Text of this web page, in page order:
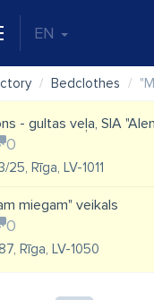
EN
Bedclothes
- gultas veļa, SIA
0
Rīga, LV-1011
miegam" veikals
0
Rīga, LV-1050